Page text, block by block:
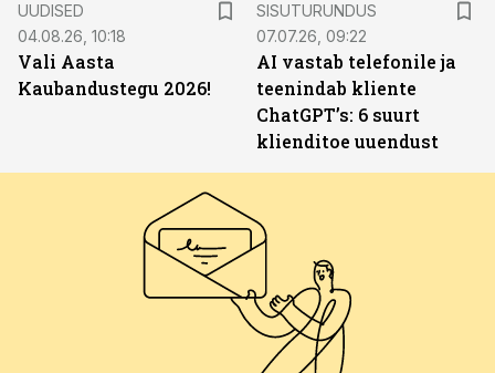
UUDISED
04.08.26, 10:18
Vali Aasta
Kaubandustegu 2026!
SISUTURUNDUS
07.07.26, 09:22
AI vastab telefonile ja
teenindab kliente
ChatGPT’s: 6 suurt
klienditoe uuendust